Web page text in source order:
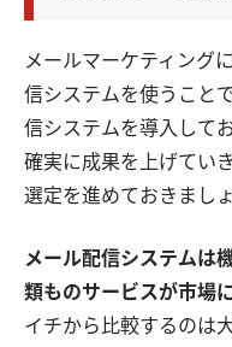
メールマーケティング
信システムを使うこと
信システムを導入して
確実に成果を上げてい
選定を進めておきましょ
メール配信システムは
類ものサービスが市場
イチから比較するのは